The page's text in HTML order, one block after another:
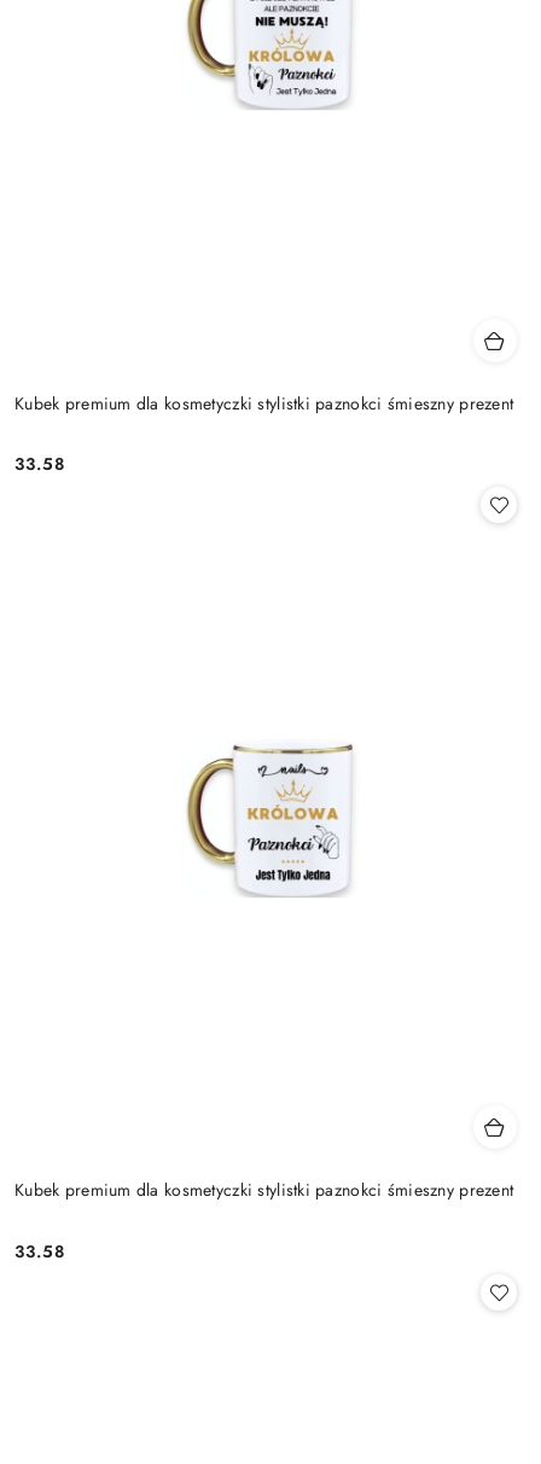
Kubek premium dla kosmetyczki stylistki paznokci śmieszny prezent
Cena:
33.58
Kubek premium dla kosmetyczki stylistki paznokci śmieszny prezent
Cena:
33.58